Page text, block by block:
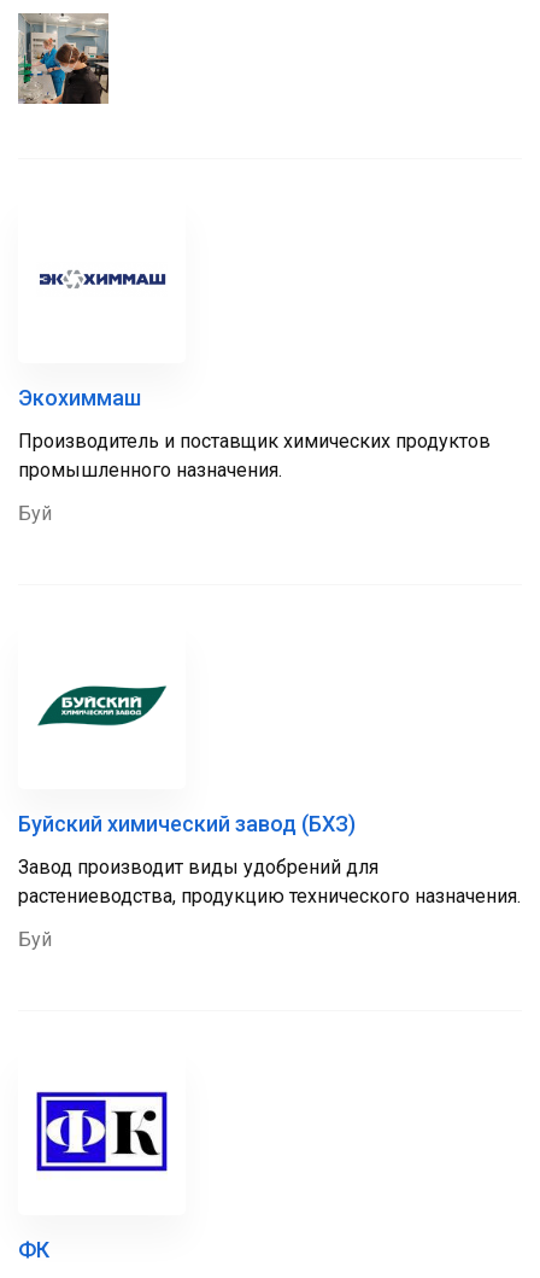
Экохиммаш
Производитель и поставщик химических продуктов
промышленного назначения.
Буй
Буйский химический завод (БХЗ)
Завод производит виды удобрений для
растениеводства, продукцию технического назначения.
Буй
ФК